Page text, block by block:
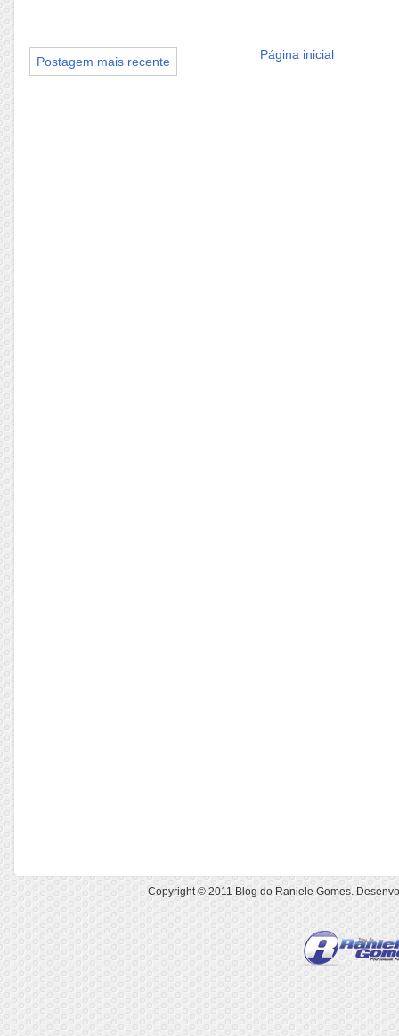
Postagem mais recente Página inicial
Copyright © 2011Blog do Raniele Gomes.